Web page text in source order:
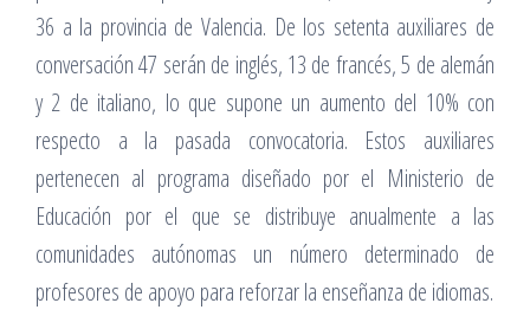
36 a la provincia de Valencia. De los setenta auxiliares de
conversación 47 serán de inglés, 13 de francés, 5 de alemán
y 2 de italiano, lo que supone un aumento del 10% con
respecto a la pasada convocatoria. Estos auxiliares
pertenecen al programa diseñado por el Ministerio de
Educación por el que se distribuye anualmente a las
comunidades autónomas un número determinado de
profesores de apoyo para reforzar la enseñanza de idiomas.